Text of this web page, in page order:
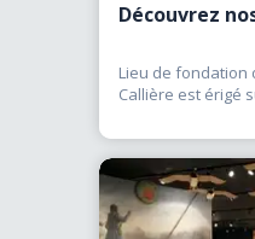
Découvrez
Lieu de fondation
Callière est érigé